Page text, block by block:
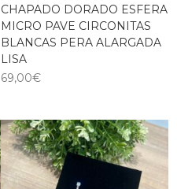
CHAPADO DORADO ESFERA
MICRO PAVE CIRCONITAS
BLANCAS PERA ALARGADA
LISA
69,00€